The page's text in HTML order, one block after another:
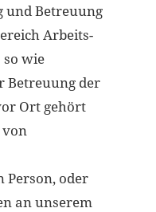
und Betreuung
Arbeits-
wie
Betreuung der
Ort gehört
Person, oder
an unserem